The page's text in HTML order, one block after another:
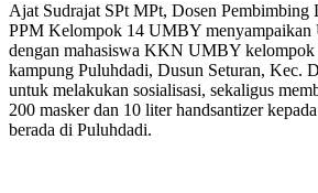
Ajat Sudrajat SPt MPt, Dosen
PPM Kelompok 14 UMBY menyampaikan
dengan mahasiswa KKN UMBY kelompok
kampung Puluhdadi, Dusun Seturan, Kec.
untuk melakukan sosialisasi, sekaligus
200 masker dan 10 liter handsantizer
berada di Puluhdadi.